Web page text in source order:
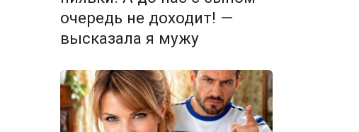
очередь не доходит! —
высказала я мужу